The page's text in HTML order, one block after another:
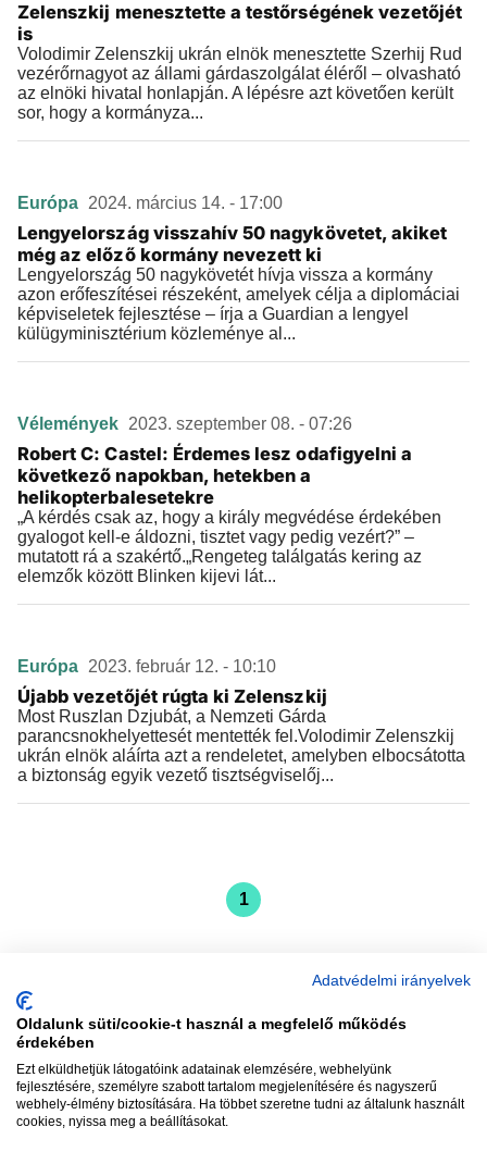
Zelenszkij menesztette a testőrségének vezetőjét
is
Volodimir Zelenszkij ukrán elnök menesztette Szerhij Rud
vezérőrnagyot az állami gárdaszolgálat éléről – olvasható
az elnöki hivatal honlapján. A lépésre azt követően került
sor, hogy a kormányza...
Európa 2024. március 14. - 17:00
Lengyelország visszahív 50 nagykövetet, akiket
még az előző kormány nevezett ki
Lengyelország 50 nagykövetét hívja vissza a kormány
azon erőfeszítései részeként, amelyek célja a diplomáciai
képviseletek fejlesztése – írja a Guardian a lengyel
külügyminisztérium közleménye al...
Vélemények 2023. szeptember 08. - 07:26
Robert C: Castel: Érdemes lesz odafigyelni a
következő napokban, hetekben a
helikopterbalesetekre
„A kérdés csak az, hogy a király megvédése érdekében
gyalogot kell-e áldozni, tisztet vagy pedig vezért?” –
mutatott rá a szakértő.„Rengeteg találgatás kering az
elemzők között Blinken kijevi lát...
Európa 2023. február 12. - 10:10
Újabb vezetőjét rúgta ki Zelenszkij
Most Ruszlan Dzjubát, a Nemzeti Gárda
parancsnokhelyettesét mentették fel.Volodimir Zelenszkij
ukrán elnök aláírta azt a rendeletet, amelyben elbocsátotta
a biztonság egyik vezető tisztségviselőj...
1
Szerkesztőség:szerk@vadhajtasok.hu
Modi:moderator@vadhajtasok.hu
Adatvédelmi irányelvek
Oldalunk süti/cookie-t használ a megfelelő működés
érdekében
Ezt elküldhetjük látogatóink adatainak elemzésére, webhelyünk
fejlesztésére, személyre szabott tartalom megjelenítésére és nagyszerű
webhely-élmény biztosítására. Ha többet szeretne tudni az általunk használt
cookies, nyissa meg a beállításokat.